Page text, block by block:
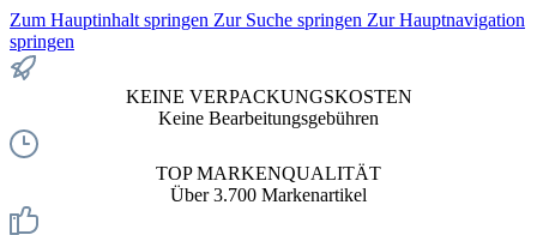
Zum Hauptinhalt springen Zur Suche springen Zur Hauptnavigation
springen
KEINE VERPACKUNGSKOSTEN
Keine Bearbeitungsgebühren
TOP MARKENQUALITÄT
Über 3.700 Markenartikel